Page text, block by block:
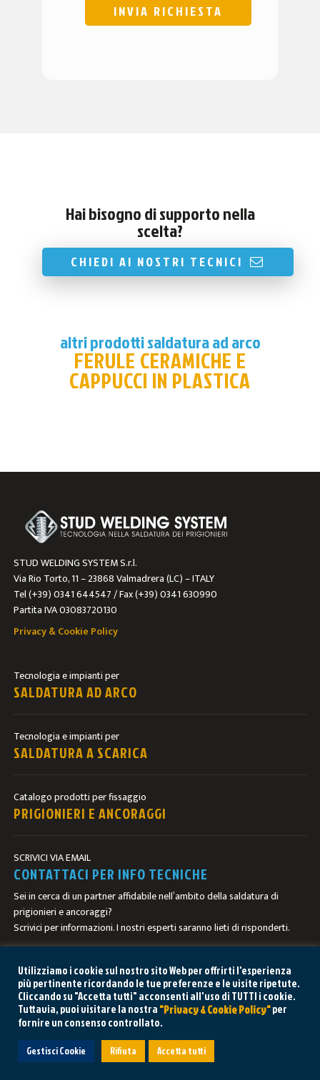
Hai bisogno di supporto nella
scelta?
CHIEDI AI NOSTRI TECNICI
altri prodotti saldatura ad arco
FERULE CERAMICHE E
CAPPUCCI IN PLASTICA
STUD WELDING SYSTEM S.r.l.
Via Rio Torto, 11 – 23868 Valmadrera (LC) – ITALY
Tel (+39) 0341 644547 / Fax (+39) 0341 630990
Partita IVA 03083720130
Privacy & Cookie Policy
Tecnologia e impianti per
SALDATURA AD ARCO
Tecnologia e impianti per
SALDATURA A SCARICA
Catalogo prodotti per fissaggio
PRIGIONIERI E ANCORAGGI
SCRIVICI VIA EMAIL
CONTATTACI PER INFO TECNICHE
Sei in cerca di un partner affidabile nell’ambito della saldatura di
prigionieri e ancoraggi?
Scrivici per informazioni. I nostri esperti saranno lieti di risponderti.
HAI BISOGNO DI AIUTO? CHIEDI AL
NOSTRO REPARTO TECNICO
Utilizziamo i cookie sul nostro sito Web per offrirti l'esperienza
più pertinente ricordando le tue preferenze e le visite ripetute.
Cliccando su "Accetta tutti" acconsenti all'uso di TUTTI i cookie.
Tuttavia, puoi visitare la nostra"Privacy & Cookie Policy"per
fornire un consenso controllato.
Gestisci Cookie Rifiuta Accetta tutti